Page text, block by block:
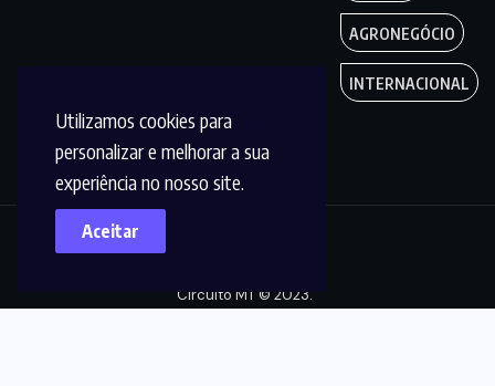
Utilizamos cookies para
personalizar e melhorar a sua
experiência no nosso site.
Aceitar
AGRONEGÓCIO
INTERNACIONAL
Circuito MT © 2023.